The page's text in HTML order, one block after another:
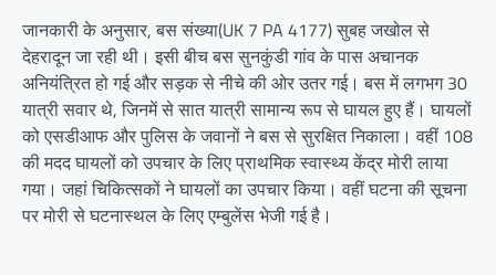
जानकारी के अनुसार, बस संख्या(UK 7 PA 4177) सुबह जखोल से
देहरादून जा रही थी। इसी बीच बस सुनकुंडी गांव के पास अचानक
अनियंत्रित हो गई और सड़क से नीचे की ओर उतर गई। बस में लगभग 30
यात्री सवार थे, जिनमें से सात यात्री सामान्य रूप से घायल हुए हैं। घायलों
को एसडीआफ और पुलिस के जवानों ने बस से सुरक्षित निकाला। वहीं 108
की मदद घायलों को उपचार के लिए प्राथमिक स्वास्थ्य केंद्र मोरी लाया
गया। जहां चिकित्सकों ने घायलों का उपचार किया। वहीं घटना की सूचना
पर मोरी से घटनास्थल के लिए एम्बुलेंस भेजी गई है।